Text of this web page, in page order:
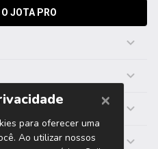
JOTA PRO